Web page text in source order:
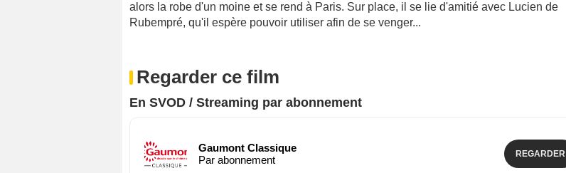
alors la robe d'un moine et se rend à Paris. Sur place, il se lie d'amitié avec Lucien de
Rubempré, qu'il espère pouvoir utiliser afin de se venger...
Regarder ce film
En SVOD / Streaming par abonnement
Gaumont Classique
Par abonnement
REGARDER